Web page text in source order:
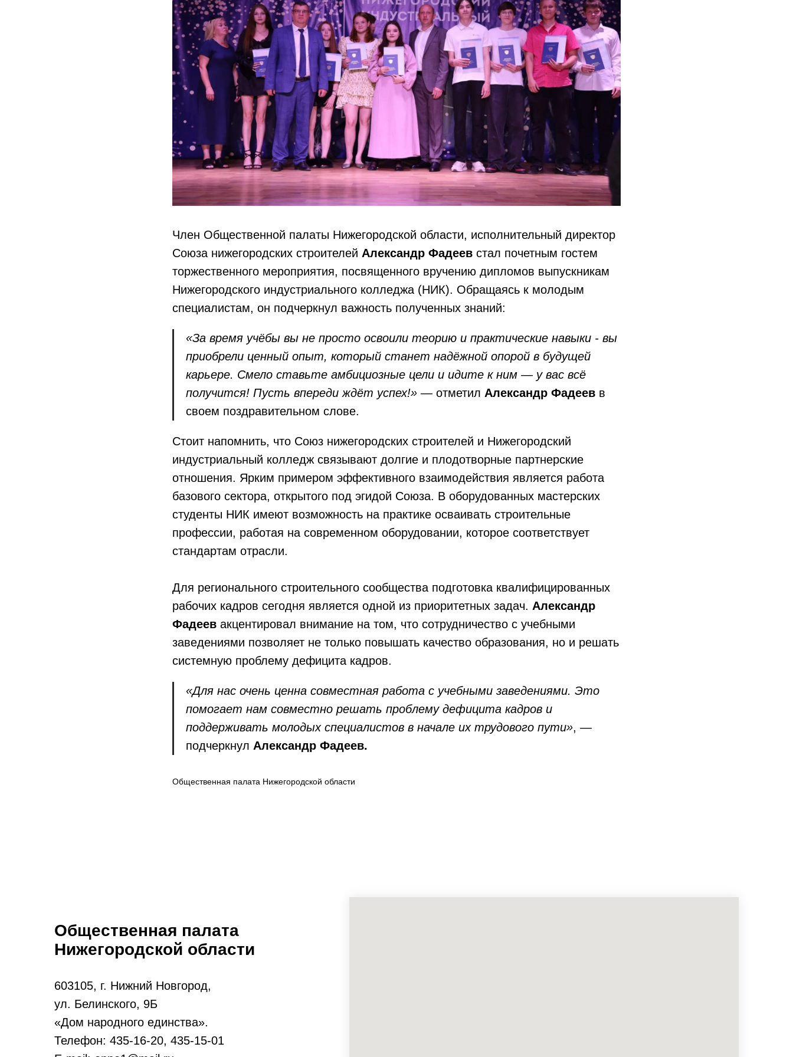
Член Общественной палаты Нижегородской области, исполнительный директор
Союза нижегородских строителей Александр Фадеев стал почетным гостем
торжественного мероприятия, посвященного вручению дипломов выпускникам
Нижегородского индустриального колледжа (НИК). Обращаясь к молодым
специалистам, он подчеркнул важность полученных знаний:
«За время учёбы вы не просто освоили теорию и практические навыки - вы
приобрели ценный опыт, который станет надёжной опорой в будущей
карьере. Смело ставьте амбициозные цели и идите к ним — у вас всё
получится! Пусть впереди ждёт успех!» — отметил Александр Фадеев в
своем поздравительном слове.
Стоит напомнить, что Союз нижегородских строителей и Нижегородский
индустриальный колледж связывают долгие и плодотворные партнерские
отношения. Ярким примером эффективного взаимодействия является работа
базового сектора, открытого под эгидой Союза. В оборудованных мастерских
студенты НИК имеют возможность на практике осваивать строительные
профессии, работая на современном оборудовании, которое соответствует
стандартам отрасли.
Для регионального строительного сообщества подготовка квалифицированных
рабочих кадров сегодня является одной из приоритетных задач. Александр
Фадеев акцентировал внимание на том, что сотрудничество с учебными
заведениями позволяет не только повышать качество образования, но и решать
системную проблему дефицита кадров.
«Для нас очень ценна совместная работа с учебными заведениями. Это
помогает нам совместно решать проблему дефицита кадров и
поддерживать молодых специалистов в начале их трудового пути», —
подчеркнул Александр Фадеев.
Общественная палата Нижегородской области
Общественная палата
Нижегородской области
603105, г. Нижний Новгород,
ул. Белинского, 9Б
«Дом народного единства».
Телефон: 435-16-20, 435-15-01